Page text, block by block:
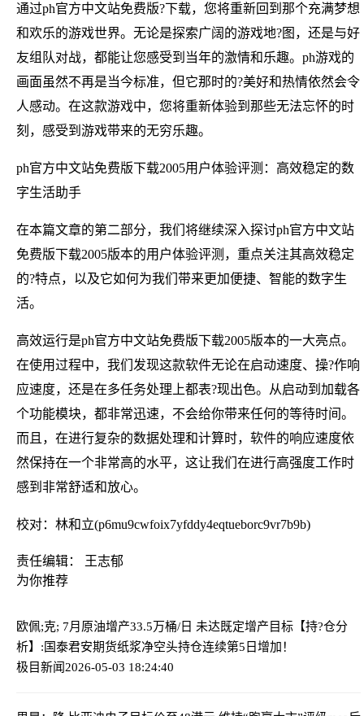
通过ph官方中文站免费版?下载，您将重新回到那个充满梦想
和欢乐的游戏世界。无论是探索广阔的游戏地?图，还是与好
友组队对战，都能让您感受到当年的激情和乐趣。ph游戏的
画面虽然不再是当今标准，但它那时的?美好和热情依然会令
人感动。在这款游戏中，您将重新体验到那些无法忘怀的时
刻，感受到游戏带来的无穷乐趣。
ph官方中文站免费版下载2005用户体验评测：高效稳定的数
字生活助手
在本篇文章的第二部分，我们将继续深入探讨ph官方中文站
免费版下载2005版本的用户体验评测，重点关注其高效稳定
的?特点，以及它如何为我们带来更加便捷、智能的数字生
活。
高效运行是ph官方中文站免费版下载2005版本的一大亮点。
在使用过程中，我们发现这款软件无论在启动速度、操?作响
应速度，还是在多任务处理上都表?现出色。从启动到加载各
个功能模块，都非常迅速，不会给你带来任何的等待时间。
而且，在进行复杂的数据处理和计算时，软件的响应速度依
然保持在一个非常高的水平，这让我们在进行高强度工作时
感到非常舒适和放心。
校对：林和立(p6mu9cwfoix7yfddy4eqtueborc9vr7b9b)
责任编辑： 王志郁
为你推荐
欧佩;克; 7月原油增产33.5万桶/日 未达既定增产目标 【持?仓分
析】:国泰君安期货纸浆净空头持仓连续第5日增加！
极目新闻2026-05-03 18:24:40